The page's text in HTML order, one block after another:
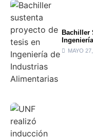
Bachiller
MAYO